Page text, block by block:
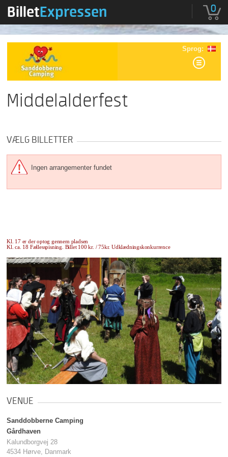
BilletExpressen 0
Sprog:
Middelalderfest
VÆLG BILLETTER
Ingen arrangementer fundet
Kl. 17 er der optog gennem pladsen
Kl. ca. 18 Fællesspisning. Billet 100 kr. / 75kr. Udklædningskonkurrence
VENUE
Sanddobberne Camping
Gårdhaven
Kalundborgvej 28
4534 Hørve, Danmark